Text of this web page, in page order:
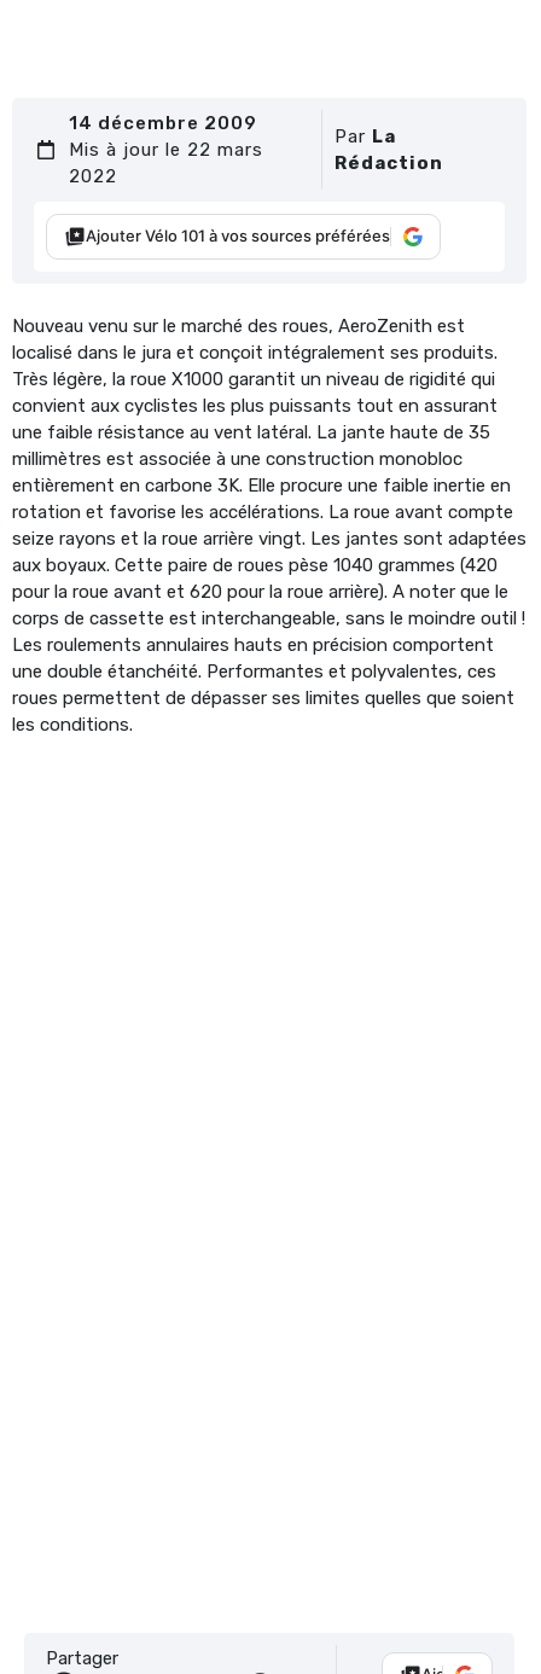
14 décembre 2009
Mis à jour le 22 mars
2022
Par La
Rédaction
Ajouter Vélo 101 à vos sources préférées
Nouveau venu sur le marché des roues, AeroZenith est
localisé dans le jura et conçoit intégralement ses produits.
Très légère, la roue X1000 garantit un niveau de rigidité qui
convient aux cyclistes les plus puissants tout en assurant
une faible résistance au vent latéral. La jante haute de 35
millimètres est associée à une construction monobloc
entièrement en carbone 3K. Elle procure une faible inertie en
rotation et favorise les accélérations. La roue avant compte
seize rayons et la roue arrière vingt. Les jantes sont adaptées
aux boyaux. Cette paire de roues pèse 1040 grammes (420
pour la roue avant et 620 pour la roue arrière). A noter que le
corps de cassette est interchangeable, sans le moindre outil !
Les roulements annulaires hauts en précision comportent
une double étanchéité. Performantes et polyvalentes, ces
roues permettent de dépasser ses limites quelles que soient
les conditions.
Partager